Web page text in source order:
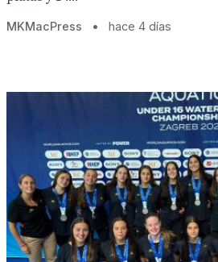
MKMacPress • hace 4 días